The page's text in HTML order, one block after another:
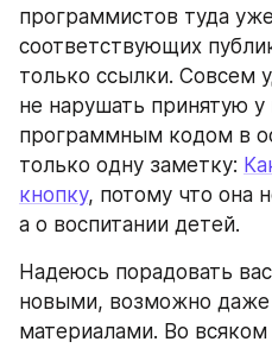
программистов туда
соответствующих
только ссылки. Совсем
не нарушать принятую
программным кодом в
только одну заметку:
кнопку, потому что она
а о воспитании детей.
Надеюсь порадовать
новыми, возможно
материалами. Во всяком